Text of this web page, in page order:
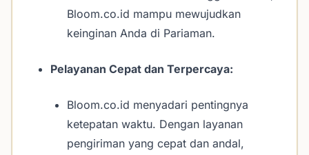
Bloom.co.id mampu mewujudkan
keinginan Anda di Pariaman.
Pelayanan Cepat dan Terpercaya:
Bloom.co.id menyadari pentingnya
ketepatan waktu. Dengan layanan
pengiriman yang cepat dan andal,